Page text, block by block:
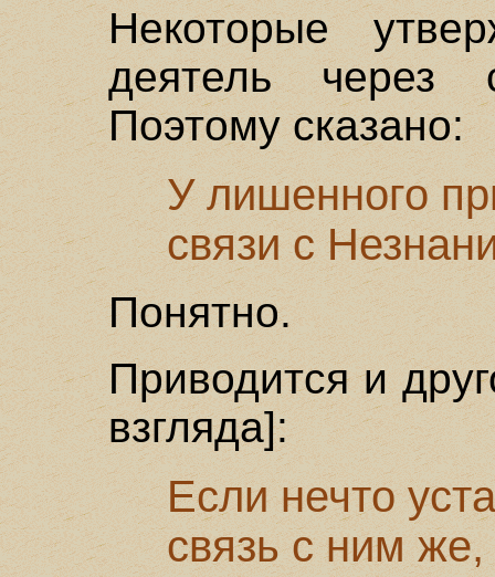
Некоторые
деятель через
Поэтому сказано:
У лишенного
связи с
Понятно.
Приводится и
взгляда]:
Если нечто
связь с ним